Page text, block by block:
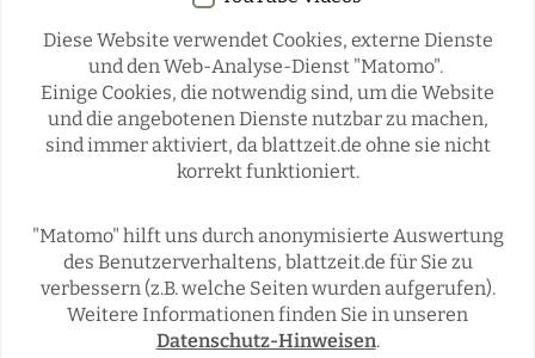
Rubriken
ÜBERREGIONAL
REPORTAGEN
WILDTIERE
ÜBRIGENS
Diese Website verwendet Cookies, externe Dienste
und den Web-Analyse-Dienst "Matomo".
Einige Cookies, die notwendig sind, um die Website
und die angebotenen Dienste nutzbar zu machen,
sind immer aktiviert, da blattzeit.de ohne sie nicht
korrekt funktioniert.
"Matomo" hilft uns durch anonymisierte Auswertung
des Benutzerverhaltens, blattzeit.de für Sie zu
verbessern (z.B. welche Seiten wurden aufgerufen).
Weitere Informationen finden Sie in unseren
Datenschutz-Hinweisen.